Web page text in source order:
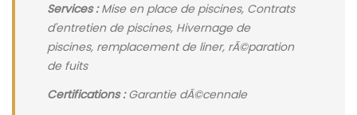
Services :Mise en place de piscines, Contrats
d'entretien de piscines, Hivernage de
piscines, remplacement de liner, rÃ©paration
de fuits
Certifications :Garantie dÃ©cennale